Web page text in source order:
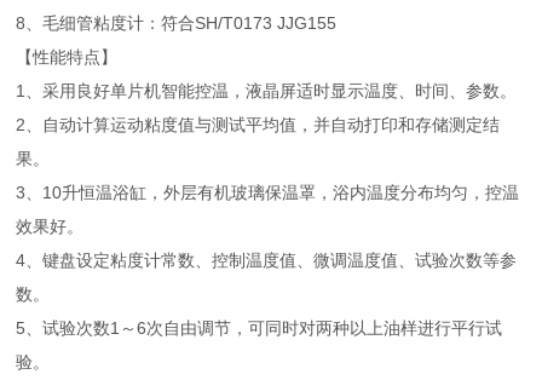
8、毛细管粘度计：符合SH/T0173 JJG155
【性能特点】
1、采用良好单片机智能控温，液晶屏适时显示温度、时间、参数。
2、自动计算运动粘度值与测试平均值，并自动打印和存储测定结
果。
3、10升恒温浴缸，外层有机玻璃保温罩，浴内温度分布均匀，控温
效果好。
4、键盘设定粘度计常数、控制温度值、微调温度值、试验次数等参
数。
5、试验次数1～6次自由调节，可同时对两种以上油样进行平行试
验。